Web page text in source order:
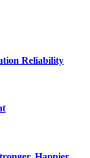
Reliability